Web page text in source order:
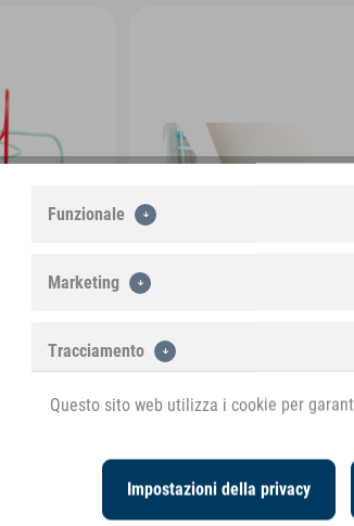
Funzionale
Marketing
Tracciamento
Questo sito web utilizza i cookie per
Impostazioni della privacy